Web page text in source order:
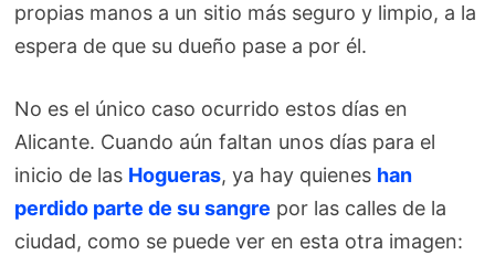
propias manos a un sitio más seguro y limpio, a la
espera de que su dueño pase a por él.
No es el único caso ocurrido estos días en
Alicante. Cuando aún faltan unos días para el
inicio de las Hogueras, ya hay quienes han
perdido parte de su sangre por las calles de la
ciudad, como se puede ver en esta otra imagen: